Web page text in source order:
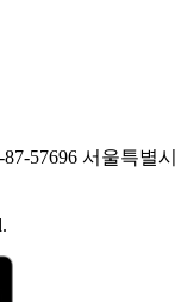
57696 서울특별시